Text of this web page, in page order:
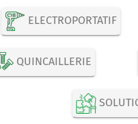
ELECTROPORTATIF
QUINCAILLERIE